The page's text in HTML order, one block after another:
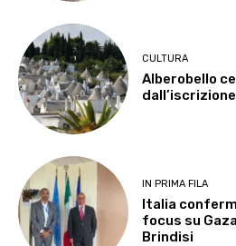
CULTURA
Alberobello
IN PRIMA FILA
Italia
focus su
Brindisi